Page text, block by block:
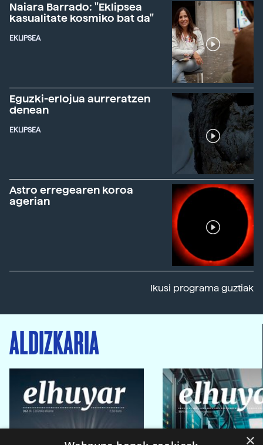
Naiara Barrado: "Eklipsea
kasualitate kosmiko bat da"
EKLIPSEA
Eguzki-erlojua aurreratzen
denean
EKLIPSEA
Astro erregearen koroa
agerian
Ikusi programa guztiak
ALDIZKARIA
×